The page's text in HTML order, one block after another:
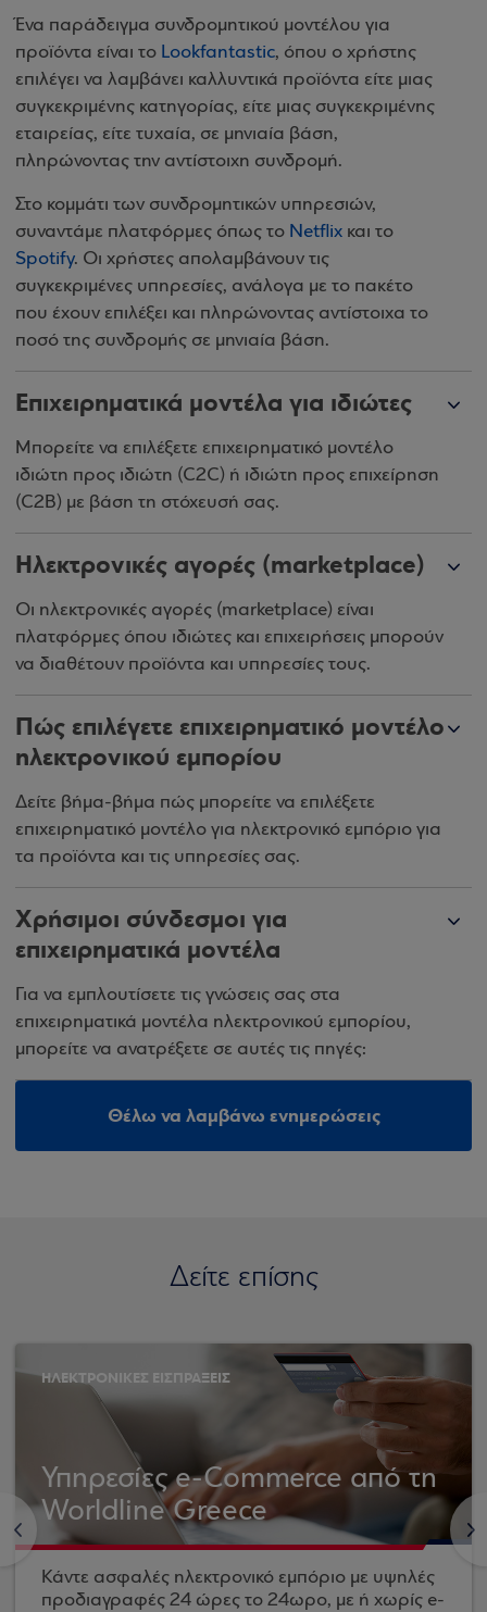
Ένα παράδειγμα συνδρομητικού μοντέλου για
προϊόντα είναι το Lookfantastic, όπου ο χρήστης
επιλέγει να λαμβάνει καλλυντικά προϊόντα είτε μιας
συγκεκριμένης κατηγορίας, είτε μιας συγκεκριμένης
εταιρείας, είτε τυχαία, σε μηνιαία βάση,
πληρώνοντας την αντίστοιχη συνδρομή.
Στο κομμάτι των συνδρομητικών υπηρεσιών,
συναντάμε πλατφόρμες όπως το Netflix και το
Spotify. Οι χρήστες απολαμβάνουν τις
συγκεκριμένες υπηρεσίες, ανάλογα με το πακέτο
που έχουν επιλέξει και πληρώνοντας αντίστοιχα το
ποσό της συνδρομής σε μηνιαία βάση.
Επιχειρηματικά μοντέλα για ιδιώτες
Μπορείτε να επιλέξετε επιχειρηματικό μοντέλο
ιδιώτη προς ιδιώτη (C2C) ή ιδιώτη προς επιχείρηση
(C2B) με βάση τη στόχευσή σας.
Ηλεκτρονικές αγορές (marketplace)
Οι ηλεκτρονικές αγορές (marketplace) είναι
πλατφόρμες όπου ιδιώτες και επιχειρήσεις μπορούν
να διαθέτουν προϊόντα και υπηρεσίες τους.
Πώς επιλέγετε επιχειρηματικό μοντέλο
ηλεκτρονικού εμπορίου
Δείτε βήμα-βήμα πώς μπορείτε να επιλέξετε
επιχειρηματικό μοντέλο για ηλεκτρονικό εμπόριο για
τα προϊόντα και τις υπηρεσίες σας.
Χρήσιμοι σύνδεσμοι για
επιχειρηματικά μοντέλα
Για να εμπλουτίσετε τις γνώσεις σας στα
επιχειρηματικά μοντέλα ηλεκτρονικού εμπορίου,
μπορείτε να ανατρέξετε σε αυτές τις πηγές:
Θέλω να λαμβάνω ενημερώσεις
Δείτε επίσης
<
ΗΛΕΚΤΡΟΝΙΚΕΣ ΕΙΣΠΡΑΞΕΙΣ
Υπηρεσίες e-Commerce από τη
Worldline Greece
Κάντε ασφαλές ηλεκτρονικό εμπόριο με υψηλές
προδιαγραφές 24 ώρες το 24ωρο, με ή χωρίς e-
>